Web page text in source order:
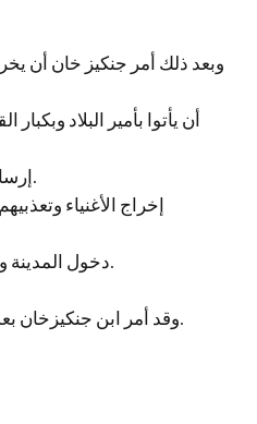
وبعد ذلك أمر جنكيز خان أن
– إرسال أصحاب المهن والحرف إلى منغوليا للاستفادة من خبراتهم هناك.
– دخول المدينة وتفتيش البيوت بحثا عن المال والمتاع، واستمر هذا البحث ثلاثة أيام.
وقد أمر ابن جنكيزخان بعد أن قتلوا جميعا أن يتم إحصاء القتلى، فكانوا نحو سبعمائة ألف قتيل.